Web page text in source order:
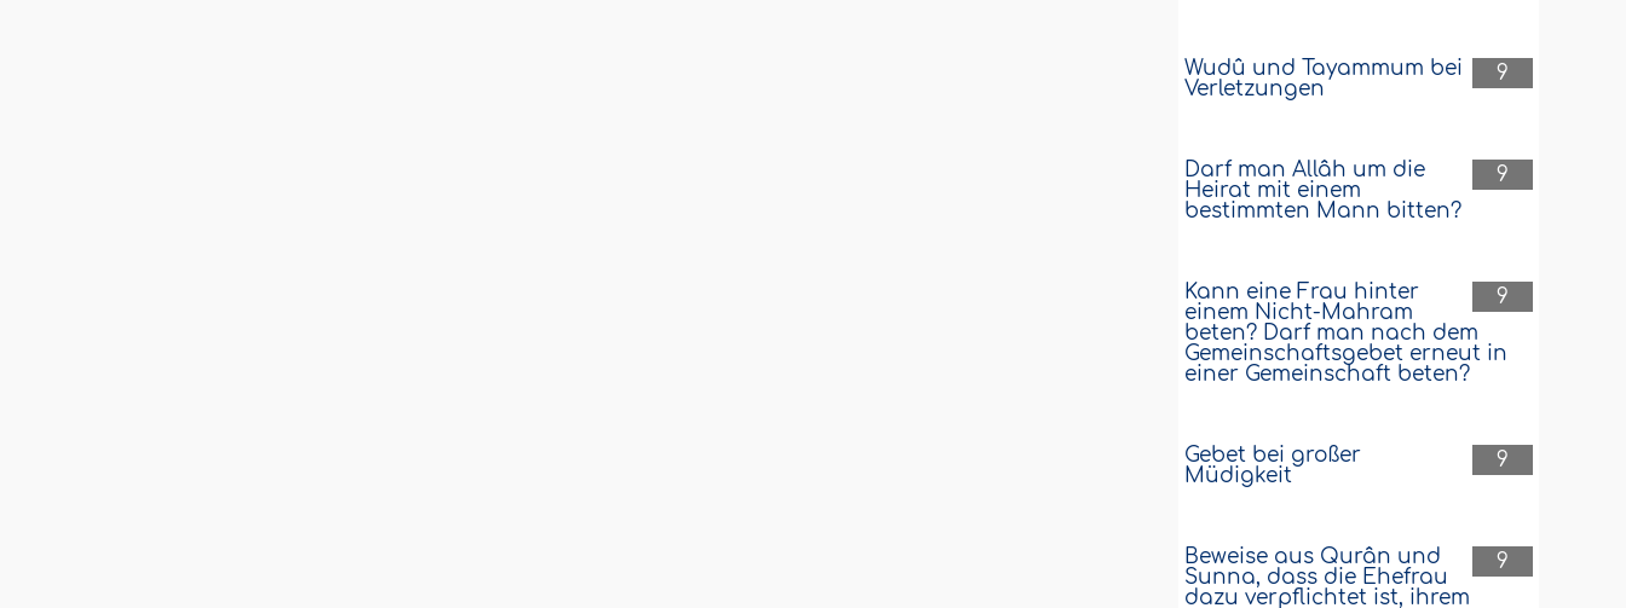
9
Wudû und Tayammum bei
Verletzungen
9
Darf man Allâh um die
Heirat mit einem
bestimmten Mann bitten?
9
Kann eine Frau hinter
einem Nicht-Mahram
beten? Darf man nach dem
Gemeinschaftsgebet erneut in
einer Gemeinschaft beten?
9
Gebet bei großer
Müdigkeit
9
Beweise aus Qurân und
Sunna, dass die Ehefrau
dazu verpflichtet ist, ihrem